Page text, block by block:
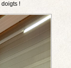
doigts !